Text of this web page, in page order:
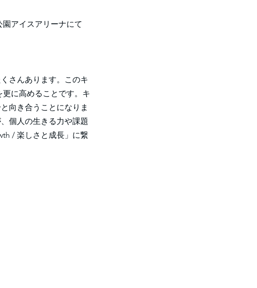
アイスアリーナにて
さんあります。このキ
に高めることです。キ
向き合うことになりま
個人の生きる力や課題
/ 楽しさと成長」に繋